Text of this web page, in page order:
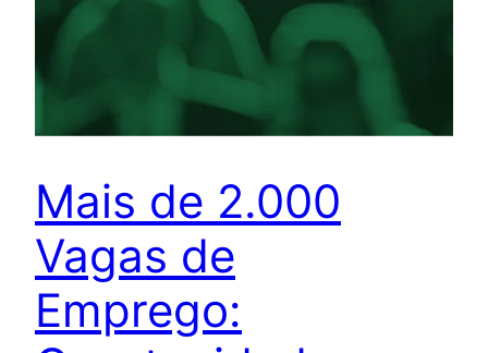
Mais de 2.000
Vagas de
Emprego: